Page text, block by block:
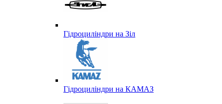
Гідроциліндри на Зіл
Гідроциліндри на КАМАЗ